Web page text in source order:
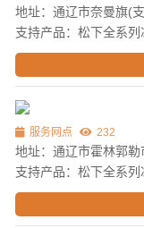
地址：通辽市奈曼旗(
支持产品：松下全系列
服务网点 232
地址：通辽市霍林郭
支持产品：松下全系列